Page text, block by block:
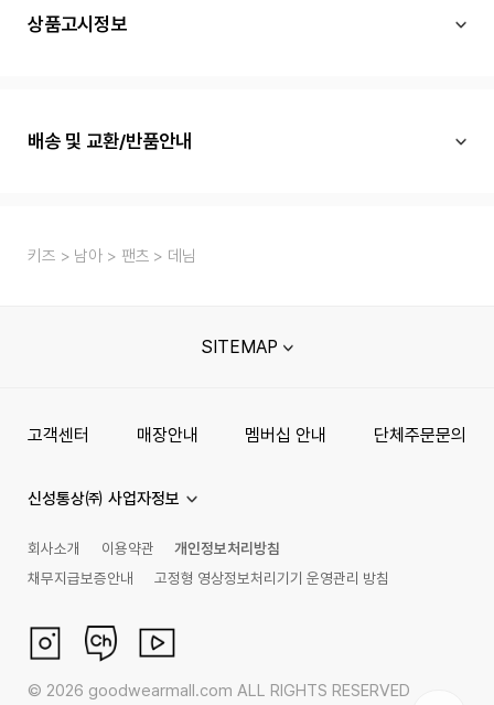
상품고시정보
배송 및 교환/반품안내
키즈 남아 팬츠 데님
SITEMAP
고객센터 매장안내 멤버십 안내 단체주문문의
신성통상㈜ 사업자정보
회사소개 이용약관
개인정보처리방침
채무지급보증안내
고정형 영상정보처리기기 운영관리 방침
© 2026 goodwearmall.com ALL RIGHTS RESERVED